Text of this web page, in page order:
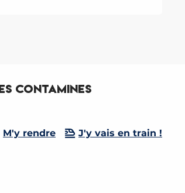
Contamines
M'y rendre J'y vais en train !